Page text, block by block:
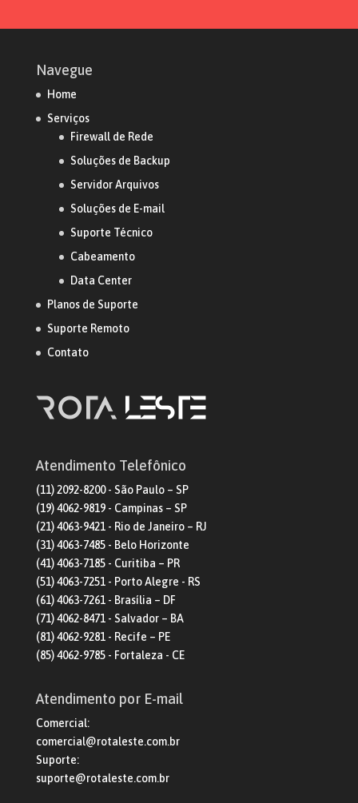
Navegue
Home
Serviços
Firewall de Rede
Soluções de Backup
Servidor Arquivos
Soluções de E-mail
Suporte Técnico
Cabeamento
Data Center
Planos de Suporte
Suporte Remoto
Contato
Atendimento Telefônico
(11) 2092-8200 - São Paulo – SP
(19) 4062-9819 - Campinas – SP
(21) 4063-9421 - Rio de Janeiro – RJ
(31) 4063-7485 - Belo Horizonte
(41) 4063-7185 - Curitiba – PR
(51) 4063-7251 - Porto Alegre - RS
(61) 4063-7261 - Brasília – DF
(71) 4062-8471 - Salvador – BA
(81) 4062-9281 - Recife – PE
(85) 4062-9785 - Fortaleza - CE
Atendimento por E-mail
Comercial:
comercial@rotaleste.com.br
Suporte:
suporte@rotaleste.com.br